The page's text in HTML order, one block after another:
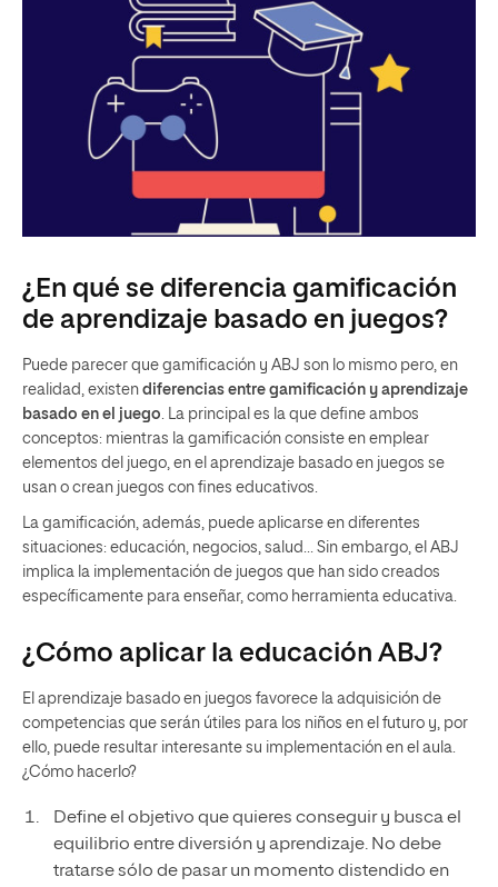
¿En qué se diferencia gamificación
de aprendizaje basado en juegos?
Puede parecer que gamificación y ABJ son lo mismo pero, en
realidad, existen diferencias entre gamificación y aprendizaje
basado en el juego . La principal es la que define ambos
conceptos: mientras la gamificación consiste en emplear
elementos del juego, en el aprendizaje basado en juegos se
usan o crean juegos con fines educativos.
La gamificación, además, puede aplicarse en diferentes
situaciones: educación, negocios, salud… Sin embargo, el ABJ
implica la implementación de juegos que han sido creados
específicamente para enseñar, como herramienta educativa.
¿Cómo aplicar la educación ABJ?
El aprendizaje basado en juegos favorece la adquisición de
competencias que serán útiles para los niños en el futuro y, por
ello, puede resultar interesante su implementación en el aula.
¿Cómo hacerlo?
Define el objetivo que quieres conseguir y busca el
equilibrio entre diversión y aprendizaje. No debe
tratarse sólo de pasar un momento distendido en